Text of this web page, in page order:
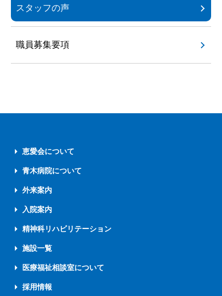
スタッフの声
職員募集要項
恵愛会について
青木病院について
外来案内
入院案内
精神科リハビリテーション
施設一覧
医療福祉相談室について
採用情報